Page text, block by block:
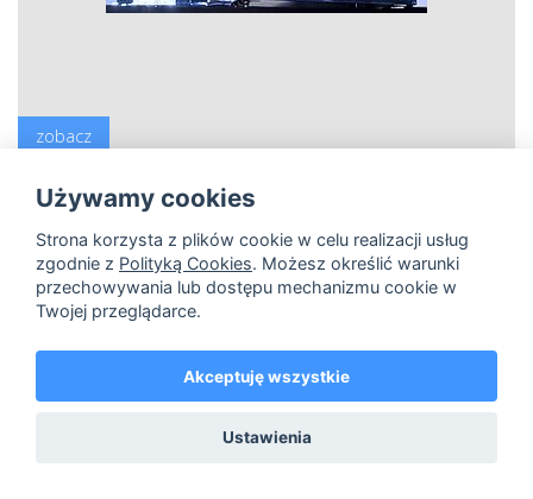
zobacz
Kacperczyk
hi-res lo-res
Używamy cookies
Strona korzysta z plików cookie w celu realizacji usług
zgodnie z Polityką Cookies. Możesz określić warunki
przechowywania lub dostępu mechanizmu cookie w
Twojej przeglądarce.
Akceptuję wszystkie
Ustawienia